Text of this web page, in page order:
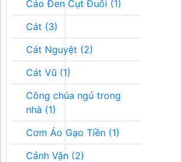
Cáo Đen Cụt Đuôi (1)
Cát (3)
Cát Nguyệt (2)
Cát Vũ (1)
Công chúa ngủ trong
nhà (1)
Cơm Áo Gạo Tiền (1)
Cảnh Vận (2)